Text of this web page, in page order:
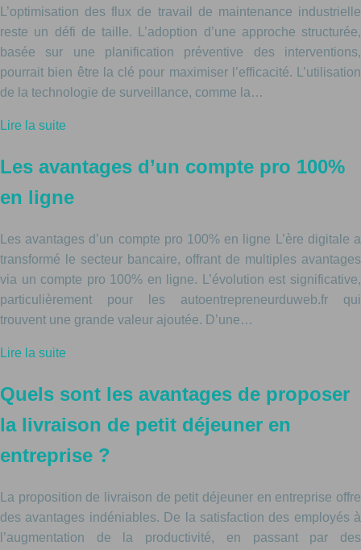
L’optimisation des flux de travail de maintenance industrielle
reste un défi de taille. L’adoption d’une approche structurée,
basée sur une planification préventive des interventions,
pourrait bien être la clé pour maximiser l’efficacité. L’utilisation
de la technologie de surveillance, comme la…
Lire la suite
Les avantages d’un compte pro 100%
en ligne
Les avantages d’un compte pro 100% en ligne L’ère digitale a
transformé le secteur bancaire, offrant de multiples avantages
via un compte pro 100% en ligne. L’évolution est significative,
particulièrement pour les autoentrepreneurduweb.fr qui
trouvent une grande valeur ajoutée. D’une…
Lire la suite
Quels sont les avantages de proposer
la livraison de petit déjeuner en
entreprise ?
La proposition de livraison de petit déjeuner en entreprise offre
des avantages indéniables. De la satisfaction des employés à
l’augmentation de la productivité, en passant par des